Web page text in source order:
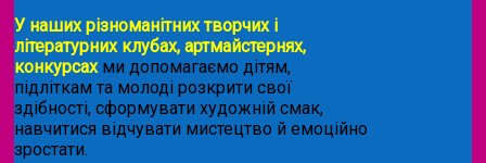
У наших різноманітних творчих і
літературних клубах, артмайстернях,
конкурсахми допомагаємо дітям,
підліткам та молоді розкрити свої
здібності, сформувати художній смак,
навчитися відчувати мистецтво й емоційно
зростати.